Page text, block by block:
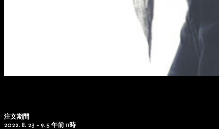
注文期間
2022. 8. 23 – 9. 5 午前 11時